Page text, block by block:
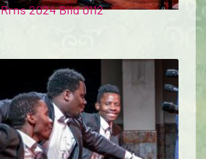
Rrns 2024 Bild 0112